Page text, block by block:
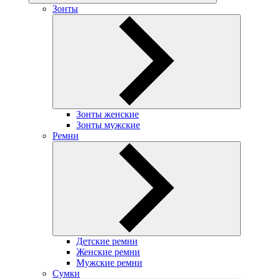
Зонты
Зонты женские
Зонты мужские
Ремни
Детские ремни
Женские ремни
Мужские ремни
Сумки